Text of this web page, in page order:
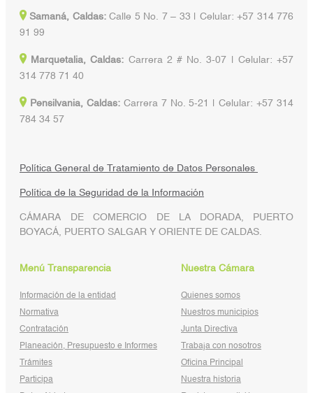
Samaná, Caldas:Calle 5 No. 7 – 33 | Celular: +57 314 776
91 99
Marquetalia, Caldas: Carrera 2 # No. 3-07 | Celular: +57
314 778 71 40
Pensilvania, Caldas:Carrera 7 No. 5-21 | Celular: +57 314
784 34 57
Política General de Tratamiento de Datos Personales
Política de la Seguridad de la Información
CÁMARA DE COMERCIO DE LA DORADA, PUERTO
BOYACÁ, PUERTO SALGAR Y ORIENTE DE CALDAS.
Menú Transparencia
Información de la entidad
Normativa
Contratación
Planeación, Presupuesto e Informes
Trámites
Participa
Nuestra Cámara
Quienes somos
Nuestros municipios
Junta Directiva
Trabaja con nosotros
Oficina Principal
Nuestra historia